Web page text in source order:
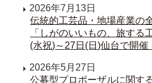
2026年7月13日
伝統的工芸品・地場産業の
「しがのいいもの、旅する
(水祝)～27日(日)仙台で開催
2026年5月27日
公募型プロポーザルに関す